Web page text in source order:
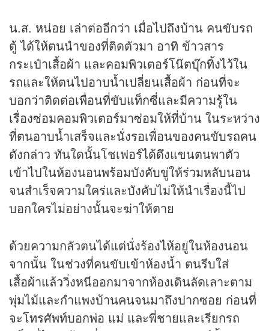
น.ส. หน่อย เล่าต่ออีกว่า เมื่อไปถึงบ้าน คนขับรถ
ตู้ ได้ให้ตนนำของที่ติดตัวมา อาทิ ข้าวสาร
กระเป๋าเสื้อผ้า และคอมพิวเตอร์โน๊ตบุ๊กทิ้งไว้ใน
รถและให้ตนไปอาบน้ำเปลี่ยนเสื้อผ้า ก่อนที่จะ
บอกว่าติดต่อเพื่อนที่ขับแท็กซี่และมีความรู้ใน
เรื่องซ่อมคอมพิวเตอร์มาซ่อมให้ที่บ้าน ในระหว่าง
ที่ตนอาบน้ำเสร็จและนั่งรอเพื่อนของคนขับรถคน
ดังกล่าว ทันใดนั้นโชเฟอร์ได้ดึงแขนตนพาตัว
เข้าไปในห้องนอนพร้อมบังคับขู่ให้ร่วมหลับนอน
จนสำเร็จความใคร่และบังคับไม่ให้นำเรื่องนี้ไป
บอกใครไม่อย่างนั้นจะฆ่าให้ตาย
ด้วยความกลัวตนได้แต่นั่งร้องไห้อยู่ในห้องนอน
จากนั้น ในช่วงที่คนขับเข้าห้องน้ำ ตนรีบใส่
เสื้อผ้าแล้ววิ่งหนีออกมาจากห้องเดินลัดเลาะตาม
พุ่มไม้และกำแพงบ้านคนจนมาถึงปากซอย ก่อนที่
จะโทรศัพท์บอกพ่อ แม่ และพี่ชายและเรียกรถ